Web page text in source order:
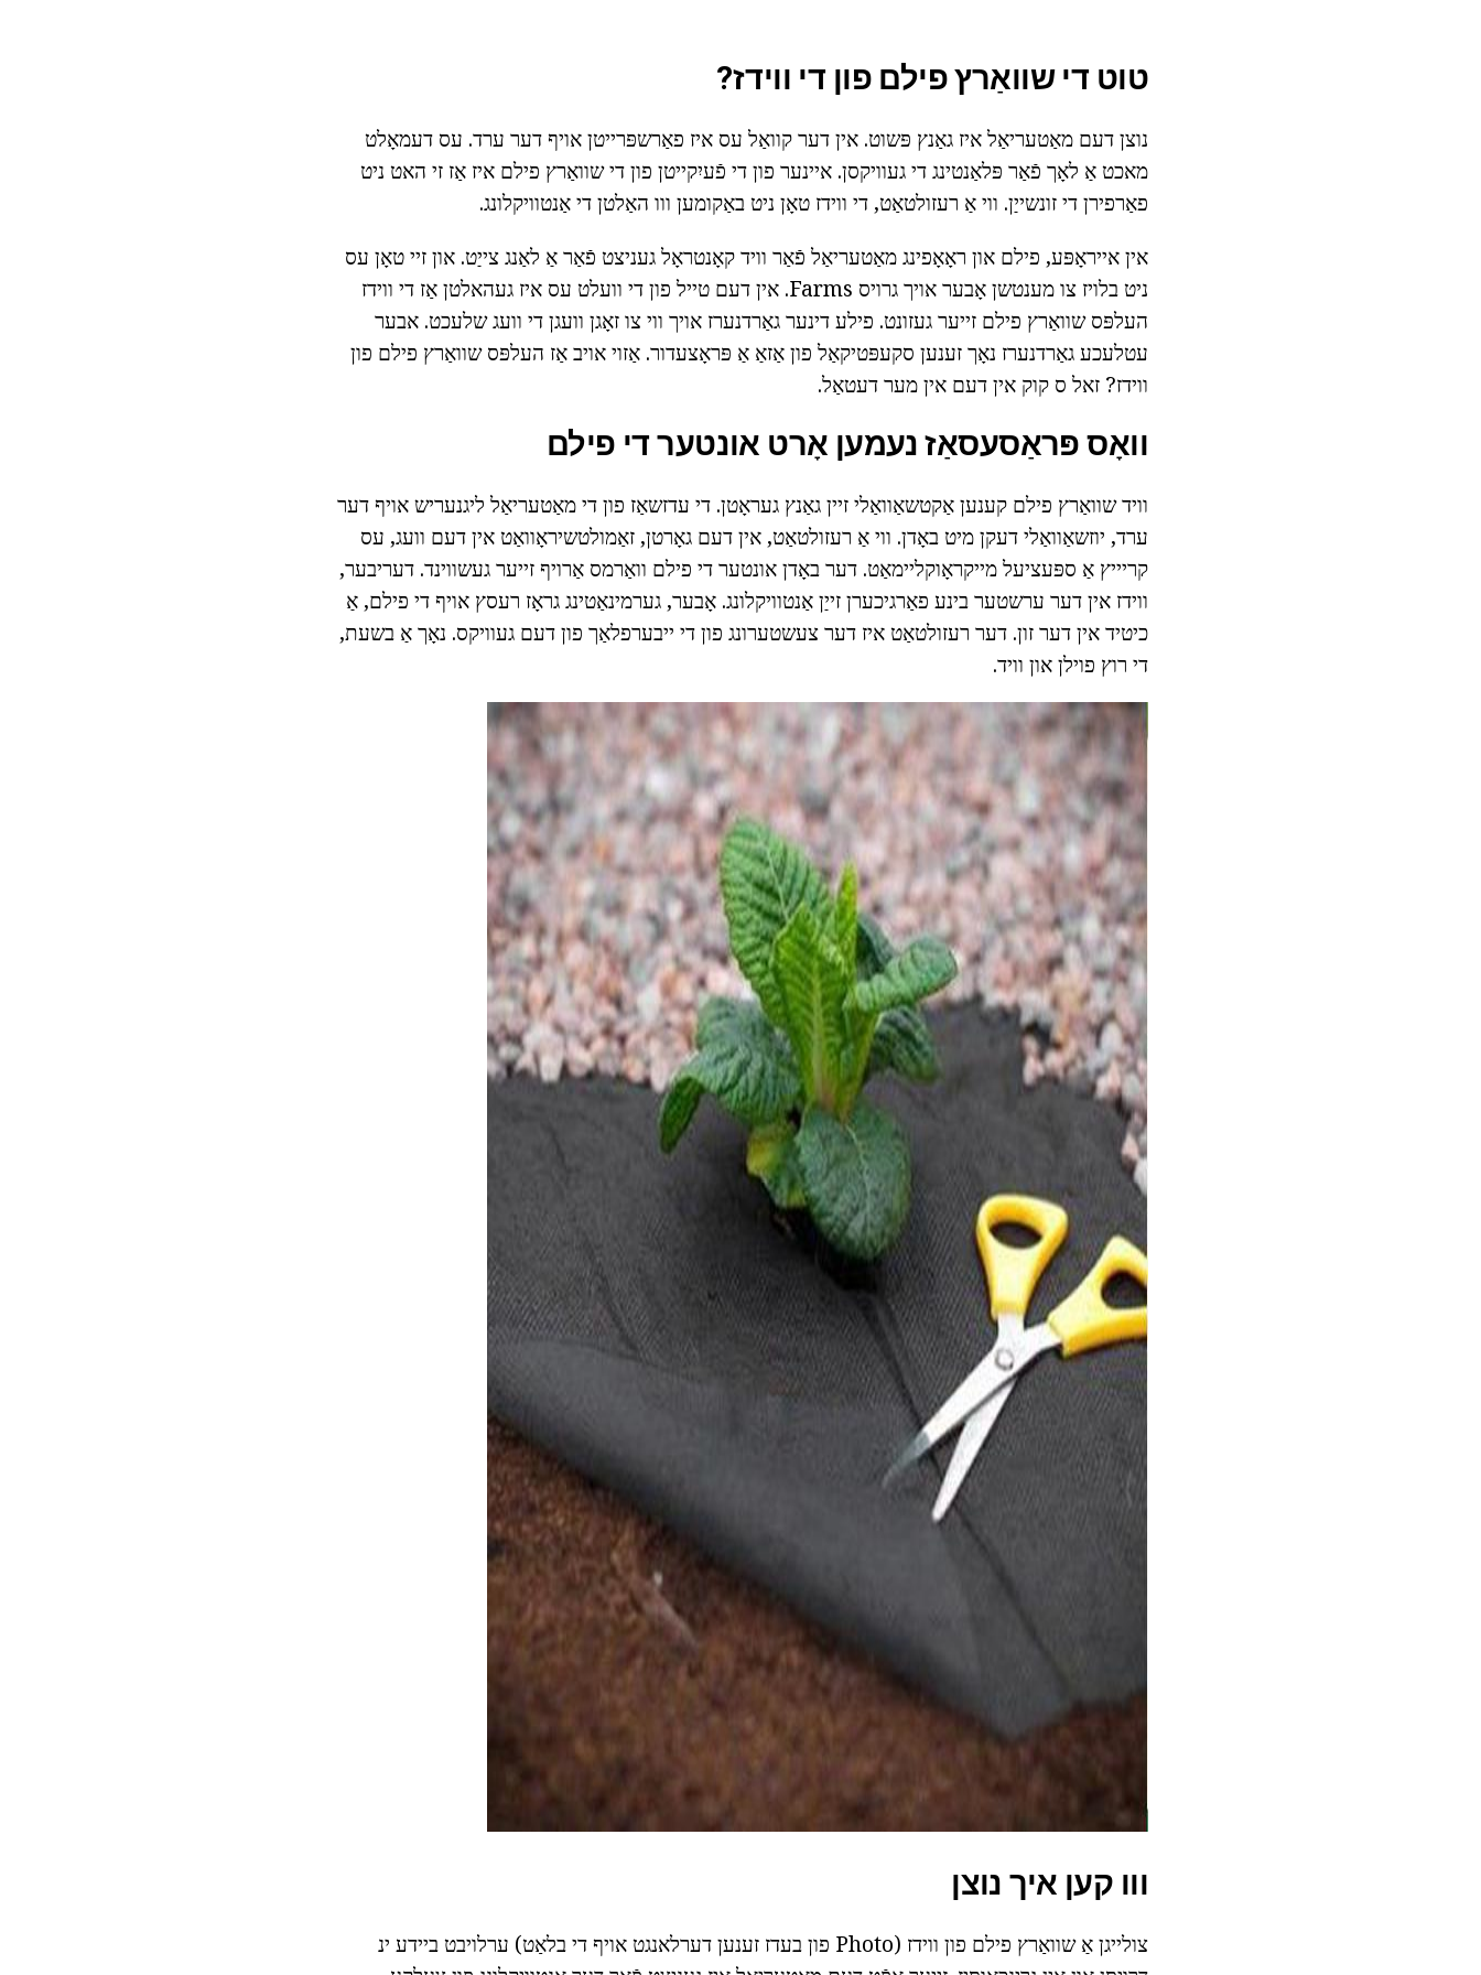
טוט די שוואַרץ פילם פון די ווידז?
נוצן דעם מאַטעריאַל איז גאַנץ פּשוט. אין דער קוואַל עס איז פאַרשפּרייטן אויף דער ערד. עס דעמאָלט
מאכט אַ לאָך פֿאַר פּלאַנטינג די געוויקסן. איינער פון די פֿעיִקייטן פון די שוואַרץ פילם איז אַז זי האט ניט
פאַרפירן די זונשייַן. ווי אַ רעזולטאַט, די ווידז טאָן ניט באַקומען ווו האַלטן די אַנטוויקלונג.
אין אייראָפּע, פילם און ראָאָפינג מאַטעריאַל פֿאַר וויד קאָנטראָל געניצט פֿאַר אַ לאַנג צייַט. און זיי טאָן עס
ניט בלויז צו מענטשן אָבער אויך גרויס Farms. אין דעם טייל פון די וועלט עס איז געהאלטן אַז די ווידז
העלפּס שוואַרץ פילם זייער געזונט. פילע דינער גאַרדנערז אויך ווי צו זאָגן וועגן די וועג שלעכט. אבער
עטלעכע גאַרדנערז נאָך זענען סקעפּטיקאַל פון אַזאַ אַ פּראָצעדור. אַזוי אויב אַז העלפּס שוואַרץ פילם פון
ווידז? זאל ס קוק אין דעם אין מער דעטאַל.
וואָס פּראַסעסאַז נעמען אָרט אונטער די פילם
וויד שוואַרץ פילם קענען אַקטשאַוואַלי זיין גאַנץ געראָטן. די עדזשאַז פון די מאַטעריאַל ליגנעריש אויף דער
ערד, יוזשאַוואַלי דעקן מיט באָדן. ווי אַ רעזולטאַט, אין דעם גאָרטן, זאַמולטשיראָוואַט אין דעם וועג, עס
קריייץ אַ ספּעציעל מייקראָוקליימאַט. דער באָדן אונטער די פילם וואַרמס אַרויף זייער געשווינד. דעריבער,
ווידז אין דער ערשטער בינע פאַרגיכערן זייַן אַנטוויקלונג. אָבער, גערמינאַטינג גראָז רעסץ אויף די פילם, אַ
כיטיד אין דער זון. דער רעזולטאַט איז דער צעשטערונג פון די ייבערפלאַך פון דעם געוויקס. נאָך אַ בשעת,
די רוץ פוילן און וויד.
ad
ווו קען איך נוצן
צולייגן אַ שוואַרץ פילם פון ווידז (Photo פון בעדז זענען דערלאנגט אויף די בלאַט) ערלויבט ביידע ינ